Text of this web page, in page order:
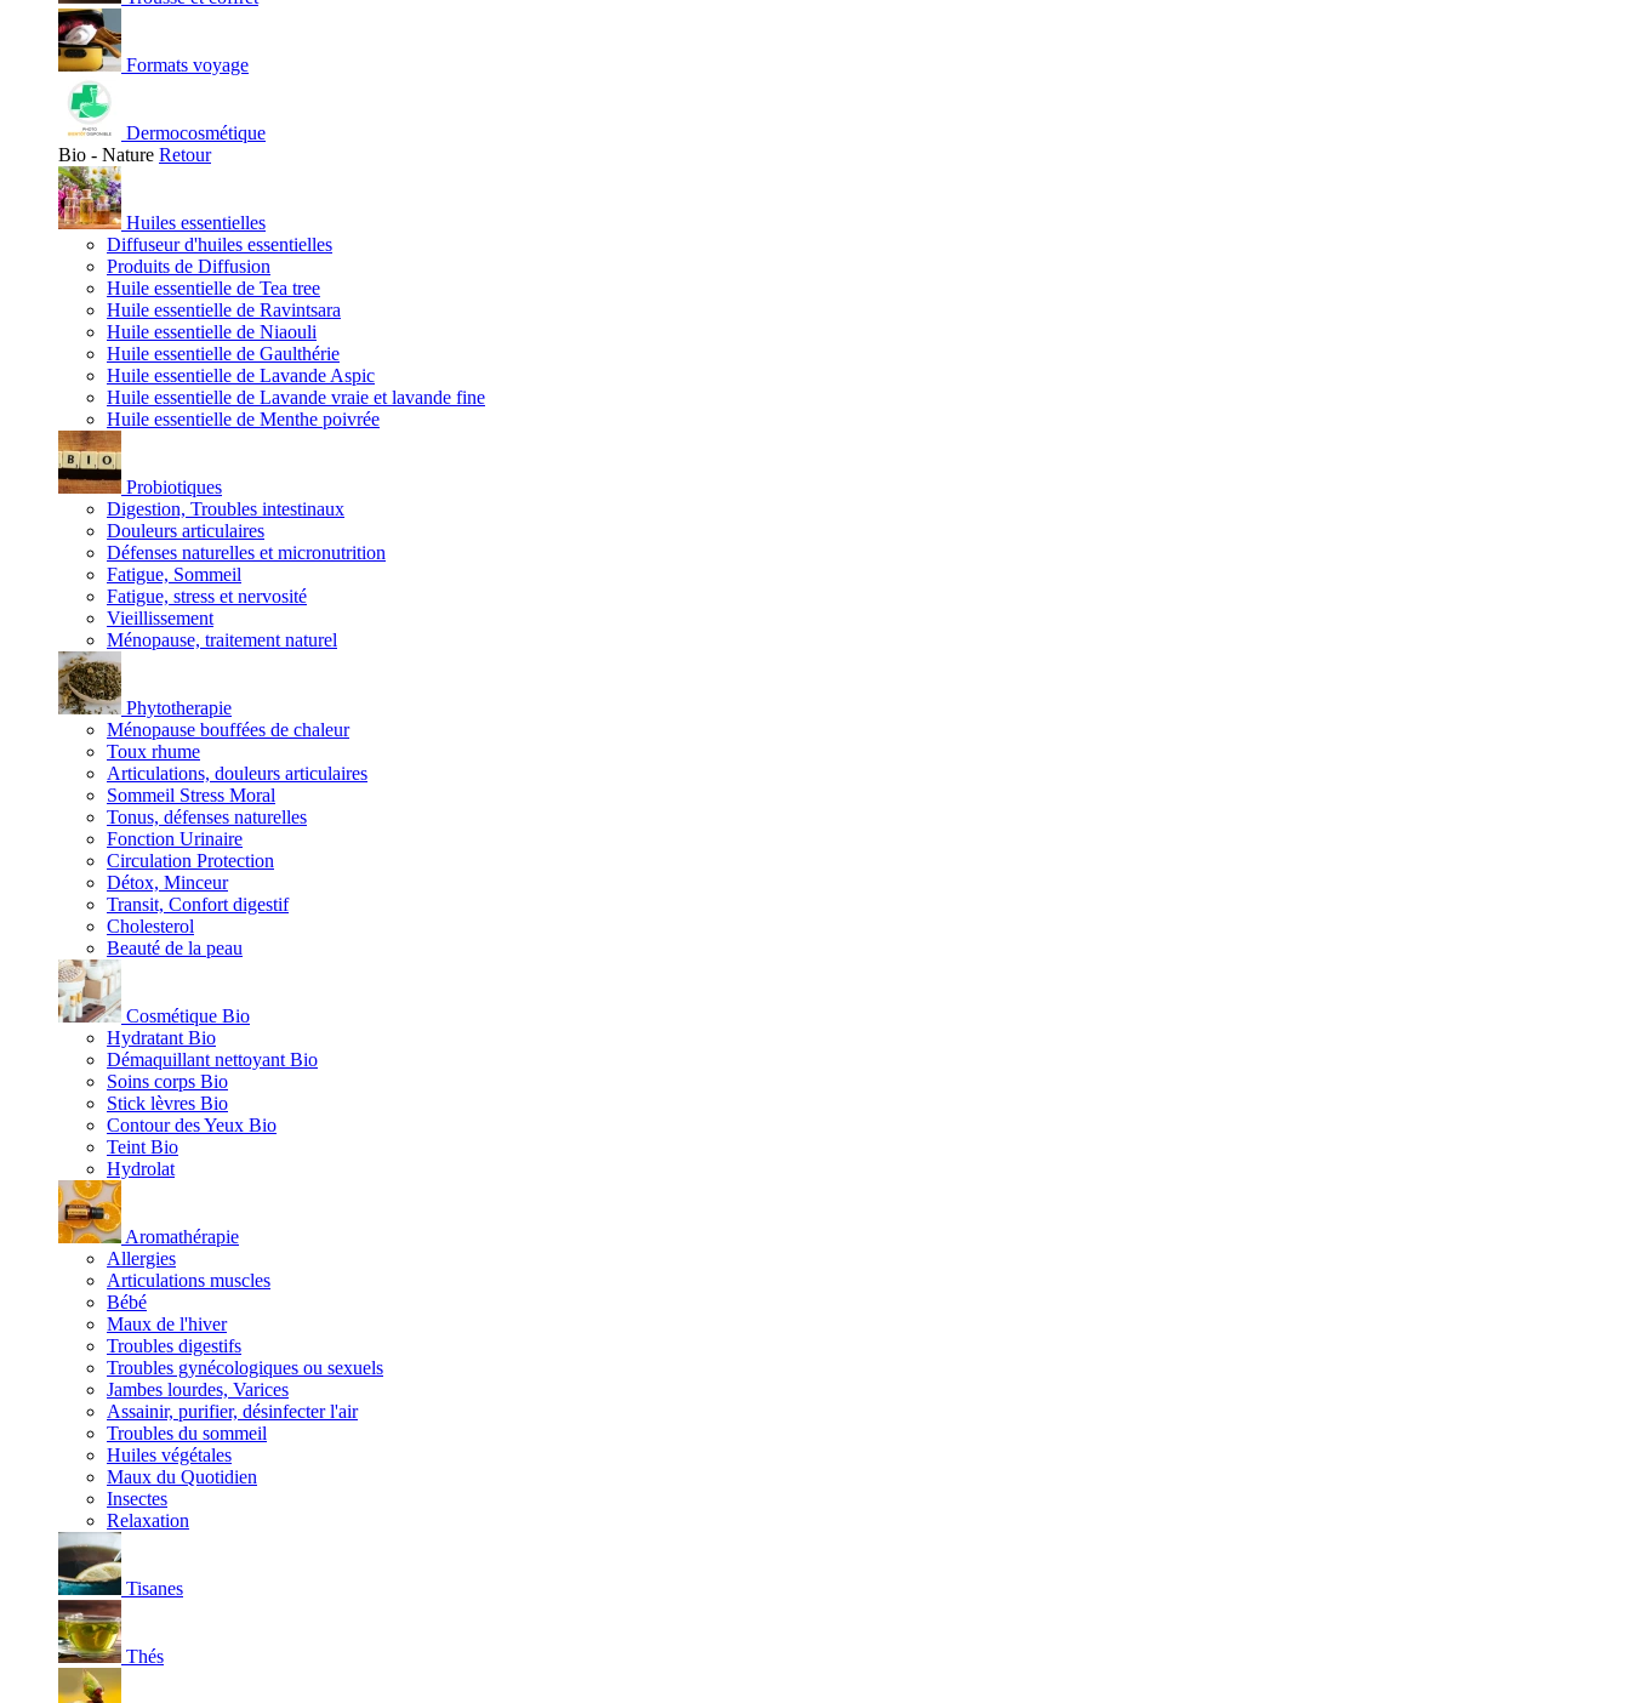
Formats voyage
Dermocosmétique
Bio - Nature Retour
Huiles essentielles
Diffuseur d'huiles essentielles
Produits de Diffusion
Huile essentielle de Tea tree
Huile essentielle de Ravintsara
Huile essentielle de Niaouli
Huile essentielle de Gaulthérie
Huile essentielle de Lavande Aspic
Huile essentielle de Lavande vraie et lavande fine
Huile essentielle de Menthe poivrée
Probiotiques
Digestion, Troubles intestinaux
Douleurs articulaires
Défenses naturelles et micronutrition
Fatigue, Sommeil
Fatigue, stress et nervosité
Vieillissement
Ménopause, traitement naturel
Phytotherapie
Ménopause bouffées de chaleur
Toux rhume
Articulations, douleurs articulaires
Sommeil Stress Moral
Tonus, défenses naturelles
Fonction Urinaire
Circulation Protection
Détox, Minceur
Transit, Confort digestif
Cholesterol
Beauté de la peau
Cosmétique Bio
Hydratant Bio
Démaquillant nettoyant Bio
Soins corps Bio
Stick lèvres Bio
Contour des Yeux Bio
Teint Bio
Hydrolat
Aromathérapie
Allergies
Articulations muscles
Bébé
Maux de l'hiver
Troubles digestifs
Troubles gynécologiques ou sexuels
Jambes lourdes, Varices
Assainir, purifier, désinfecter l'air
Troubles du sommeil
Huiles végétales
Maux du Quotidien
Insectes
Relaxation
Tisanes
Thés